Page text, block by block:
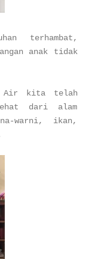
terhambat,
anak tidak
Air kita telah
dari alam
warni, ikan,